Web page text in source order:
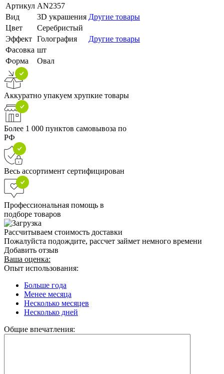
Артикул AN2357
Вид
3D украшения Другие товары
Цвет
Серебристый
Эффект Голография
Другие товары
Фасовка шт
Форма
Овал
Аккуратно упакуем хрупкие товары
Более 1 000 пунктов самовывоза по
РФ
Весь ассортимент сертифицирован
Профессиональная помощь в
подборе товаров
Рассчитываем стоимость доставки
Пожалуйста подождите, рассчет займет немного времени
Добавить отзыв
Ваша оценка:
Опыт использования:
Больше года
Менее месяца
Несколько месяцев
Несколько дней
Общие впечатления: